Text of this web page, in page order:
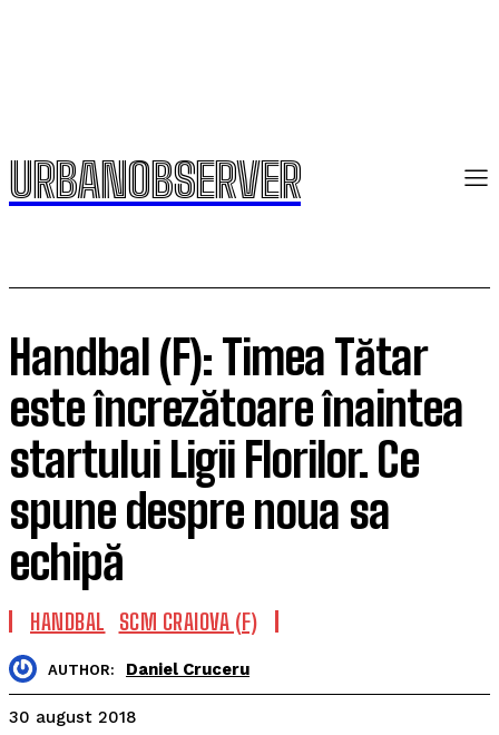
URBANOBSERVER
Handbal (F): Timea Tătar
este încrezătoare înaintea
startului Ligii Florilor. Ce
spune despre noua sa
echipă
HANDBAL SCM CRAIOVA (F)
AUTHOR: Daniel Cruceru
30 august 2018